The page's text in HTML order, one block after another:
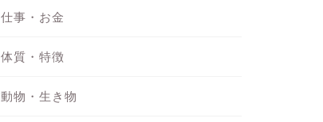
仕事・お金
体質・特徴
動物・生き物